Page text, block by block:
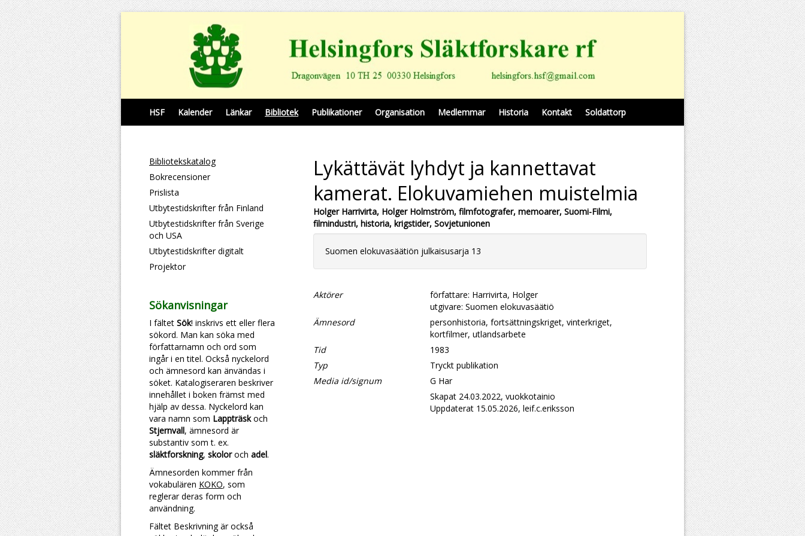
HSF Kalender Länkar Bibliotek Publikationer Organisation Medlemmar Historia Kontakt Soldattorp
Bibliotekskatalog
Bokrecensioner
Prislista
Utbytestidskrifter från Finland
Utbytestidskrifter från Sverige
och USA
Utbytestidskrifter digitalt
Projektor
Sökanvisningar
I fältet Sök! inskrivs ett eller flera
sökord. Man kan söka med
författarnamn och ord som
ingår i en titel. Också nyckelord
och ämnesord kan änvändas i
söket. Katalogiseraren beskriver
innehållet i boken främst med
hjälp av dessa. Nyckelord kan
vara namn som Lappträskoch
Stjernvall, ämnesord är
substantiv som t. ex.
släktforskning, skoloroch adel.
Ämnesorden kommer från
vokabulären KOKO, som
reglerar deras form och
användning.
Fältet Beskrivning är också
Lykättävät lyhdyt ja kannettavat
kamerat. Elokuvamiehen muistelmia
Holger Harrivirta, Holger Holmström, filmfotografer, memoarer, Suomi-Filmi,
filmindustri, historia, krigstider, Sovjetunionen
Suomen elokuvasäätiön julkaisusarja 13
Aktörer
författare: Harrivirta, Holger
utgivare: Suomen elokuvasäätiö
Ämnesord
personhistoria, fortsättningskriget, vinterkriget,
kortfilmer, utlandsarbete
Tid
1983
Typ
Tryckt publikation
Media id/signum
G Har
Skapat 24.03.2022, vuokkotainio
Uppdaterat 15.05.2026, leif.c.eriksson